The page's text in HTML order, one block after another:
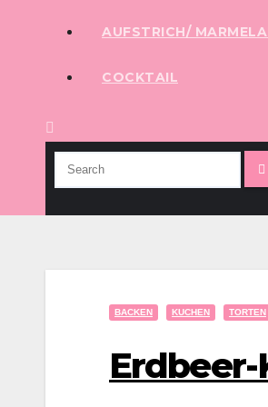
AUFSTRICH/
COCKTAIL
BACKEN KUCHEN TORTEN